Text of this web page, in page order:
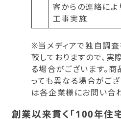
客からの連絡に
工事実施
※当メディアで独自調
較しておりますので、
る場合がございます。商
っても異なる場合がご
は各企業様にお問い合
創業以来貫く「100年住